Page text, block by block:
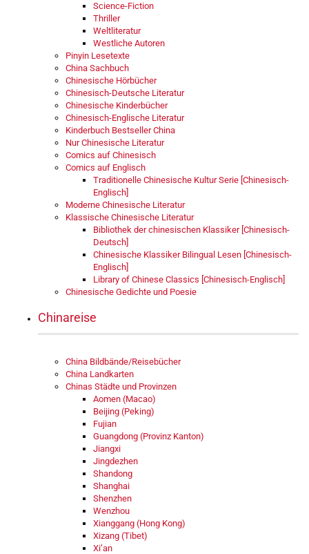
Science-Fiction
Thriller
Weltliteratur
Westliche Autoren
Pinyin Lesetexte
China Sachbuch
Chinesische Hörbücher
Chinesisch-Deutsche Literatur
Chinesische Kinderbücher
Chinesisch-Englische Literatur
Kinderbuch Bestseller China
Nur Chinesische Literatur
Comics auf Chinesisch
Comics auf Englisch
Traditionelle Chinesische Kultur Serie [Chinesisch-
Englisch]
Moderne Chinesische Literatur
Klassische Chinesische Literatur
Bibliothek der chinesischen Klassiker [Chinesisch-
Deutsch]
Chinesische Klassiker Bilingual Lesen [Chinesisch-
Englisch]
Library of Chinese Classics [Chinesisch-Englisch]
Chinesische Gedichte und Poesie
Chinareise
China Bildbände/Reisebücher
China Landkarten
Chinas Städte und Provinzen
Aomen (Macao)
Beijing (Peking)
Fujian
Guangdong (Provinz Kanton)
Jiangxi
Jingdezhen
Shandong
Shanghai
Shenzhen
Wenzhou
Xianggang (Hong Kong)
Xizang (Tibet)
Xi’an